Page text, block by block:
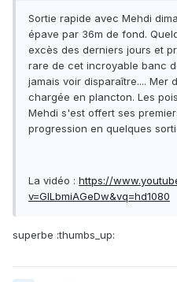
Sortie rapide avec Mehdi
épave par 36m de fond.
excès des derniers jours et
rare de cet incroyable banc
jamais voir disparaître.... Mer
chargée en plancton. Les
Mehdi s'est offert ses
progression en quelques
La vidéo : https://
v=GlLbmiAGeDw&vq=hd1080
superbe :thumbs_up: